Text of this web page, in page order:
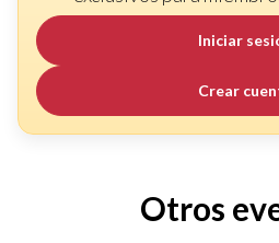
Iniciar
Crear
Otros